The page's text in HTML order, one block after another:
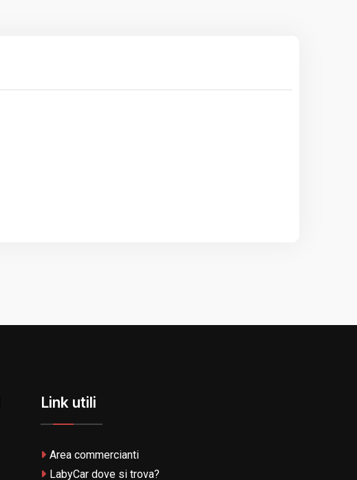
Link utili
Area commercianti
LabyCar dove si trova?